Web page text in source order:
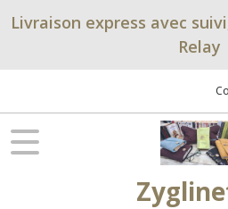
Livraison express avec
Relay